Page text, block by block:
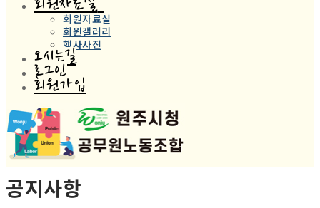
회원자료실
회원자료실
회원갤러리
행사사진
오시는길
로그인
회원가입
공지사항